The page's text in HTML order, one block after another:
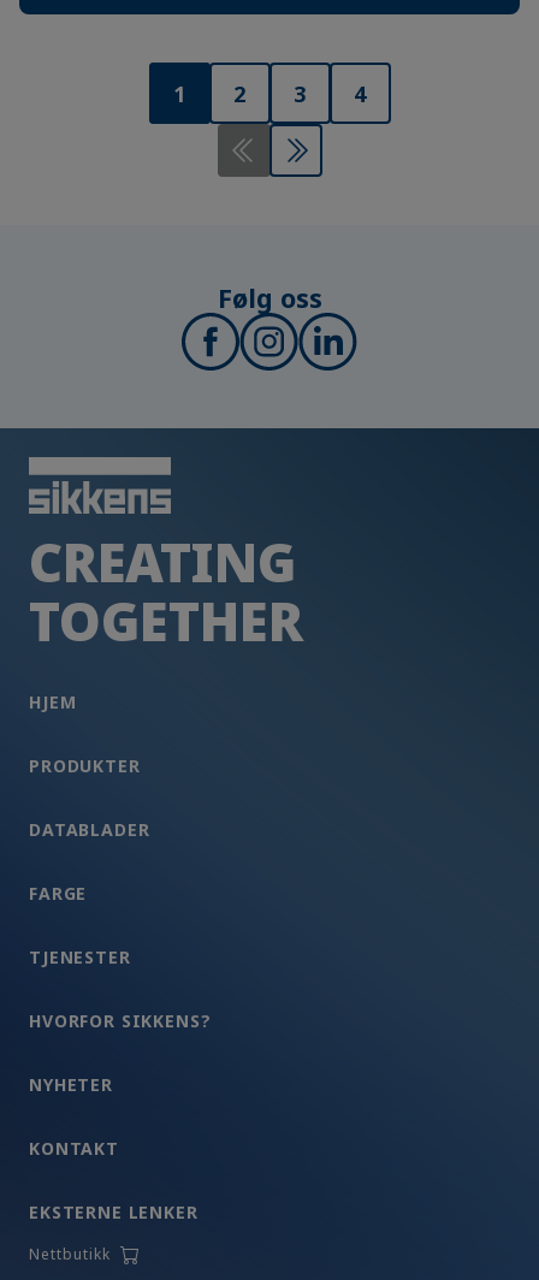
1 2 3 4
Følg oss
CREATING
TOGETHER
HJEM
PRODUKTER
DATABLADER
FARGE
TJENESTER
HVORFOR SIKKENS?
NYHETER
KONTAKT
EKSTERNE LENKER
Nettbutikk